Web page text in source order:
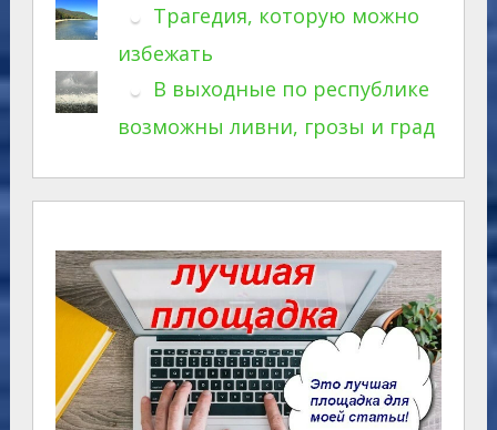
Трагедия, которую можно
избежать
В выходные по республике
возможны ливни, грозы и град